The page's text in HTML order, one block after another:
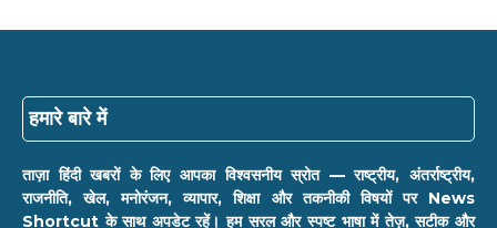
हमारे बारे में
ताज़ा हिंदी खबरों के लिए आपका विश्वसनीय स्रोत — राष्ट्रीय, अंतर्राष्ट्रीय,
राजनीति, खेल, मनोरंजन, व्यापार, शिक्षा और तकनीकी विषयों पर News
Shortcut के साथ अपडेट रहें। हम सरल और स्पष्ट भाषा में तेज़, सटीक और